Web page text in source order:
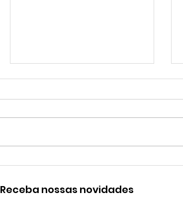
Práticas com famílias de
não-binários
Receba nossas novidades